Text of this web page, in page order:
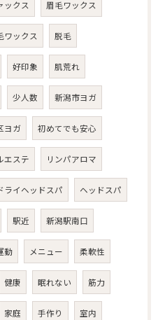
ックス 眉毛ワックス
ワックス 脱毛
好印象 肌荒れ
少人数 新潟市ヨガ
ヨガ 初めてでも安心
エステ リンパアロマ
ライヘッドスパ ヘッドスパ
駅近 新潟駅南口
動 メニュー 柔軟性
健康 眠れない 筋力
家庭 手作り 室内